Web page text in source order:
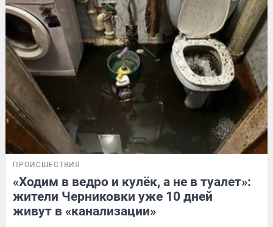
ПРОИСШЕСТВИЯ
«Ходим в ведро и кулёк, а не в туалет»:
жители Черниковки уже 10 дней
живут в «канализации»